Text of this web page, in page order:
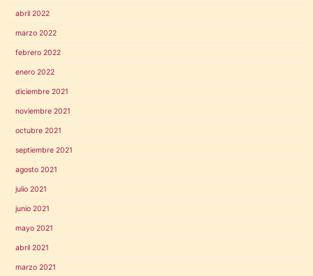
abril 2022
marzo 2022
febrero 2022
enero 2022
diciembre 2021
noviembre 2021
octubre 2021
septiembre 2021
agosto 2021
julio 2021
junio 2021
mayo 2021
abril 2021
marzo 2021